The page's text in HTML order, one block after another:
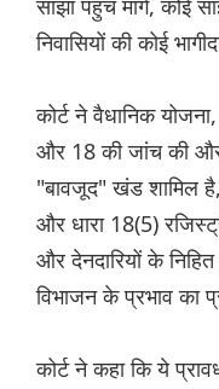
साझा पहुंच मार्ग, कोई
निवासियों की कोई
कोर्ट ने वैधानिक
और 18 की जांच की और
"बावजूद" खंड शामिल
और धारा 18(5)
और देनदारियों के
विभाजन के प्रभाव का
कोर्ट ने कहा कि ये